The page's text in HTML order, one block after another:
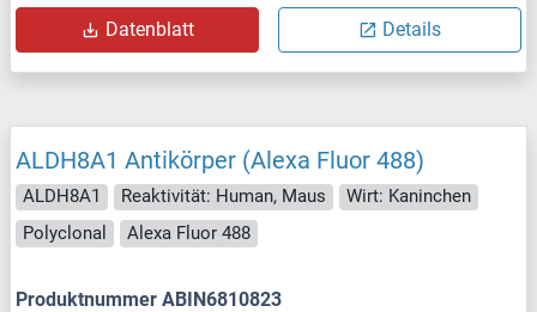
Datenblatt Details
ALDH8A1 Antikörper (Alexa Fluor 488)
ALDH8A1 Reaktivität: Human, Maus
Wirt: Kaninchen
Polyclonal
Alexa Fluor 488
Produktnummer ABIN6810823